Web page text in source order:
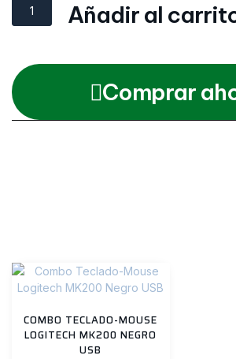
Añadir al
Comprar
COMBO TECLADO-MOUSE
LOGITECH MK200 NEGRO
USB